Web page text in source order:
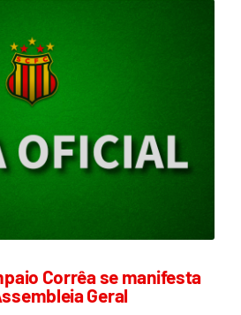
Corrêa se manifesta
Geral